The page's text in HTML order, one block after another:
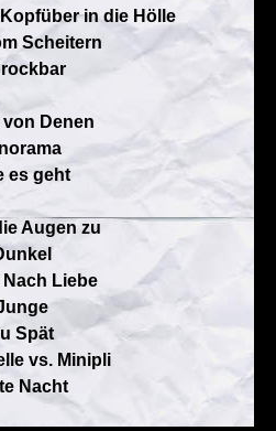
in die Hölle
Scheitern
von Denen
es geht
Augen zu
Liebe
Spät
vs. Minipli
Nacht